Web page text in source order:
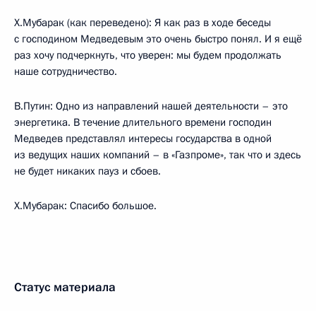
Х.Мубарак (как переведено): Я как раз в ходе беседы
с господином Медведевым это очень быстро понял. И я ещё
раз хочу подчеркнуть, что уверен: мы будем продолжать
наше сотрудничество.
В.Путин: Одно из направлений нашей деятельности – это
энергетика. В течение длительного времени господин
Медведев представлял интересы государства в одной
из ведущих наших компаний – в «Газпроме», так что и здесь
не будет никаких пауз и сбоев.
Х.Мубарак: Спасибо большое.
Статус материала